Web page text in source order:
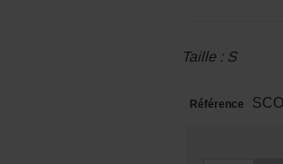
Taille : S
Référence